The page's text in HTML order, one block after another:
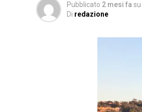
Pubblicato 2 mesi fa su
Di redazione